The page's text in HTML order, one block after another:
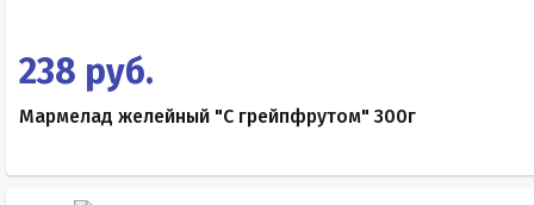
238 руб.
Мармелад желейный "С грейпфрутом" 300г